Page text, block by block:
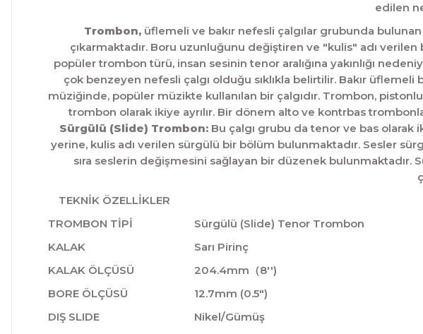
edilen
Trombon,üflemeli ve bakır nefesli çalgılar grubunda
çıkarmaktadır. Boru uzunluğunu değiştiren ve "kulis" adı
popüler trombon türü, insan sesinin tenor aralığına yakınlığı
çok benzeyen nefesli çalgı olduğu sıklıkla belirtilir. Bakır üflemeli
müziğinde, popüler müzikte kullanılan bir çalgıdır. Trombon,
trombon olarak ikiye ayrılır. Bir dönem alto ve kontrbas
Sürgülü (Slide) Trombon:Bu çalgı grubu da tenor ve bas olarak
yerine, kulis adı verilen sürgülü bir bölüm bulunmaktadır. Sesler
sıra seslerin değişmesini sağlayan bir düzenek
TEKNİK ÖZELLİKLER
TROMBON TİPİ
Sürgülü (Slide) Tenor Trombon
KALAK
Sarı Pirinç
KALAK ÖLÇÜSÜ
204.4mm（8'')
BORE ÖLÇÜSÜ
12.7mm (0.5")
DIŞ SLIDE
Nikel/Gümüş